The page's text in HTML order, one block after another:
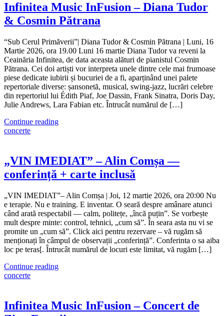
Infinitea Music InFusion – Diana Tudor
& Cosmin Pătrana
“Sub Cerul Primăverii”| Diana Tudor & Cosmin Pătrana | Luni, 16
Martie 2026, ora 19.00 Luni 16 martie Diana Tudor va reveni la
Ceainăria Infinitea, de data aceasta alături de pianistul Cosmin
Pătrana. Cei doi artiști vor interpreta unele dintre cele mai frumoase
piese dedicate iubirii și bucuriei de a fi, aparținând unei palete
repertoriale diverse: șansonetă, musical, swing-jazz, lucrări celebre
din repertoriul lui Édith Piaf, Joe Dassin, Frank Sinatra, Doris Day,
Julie Andrews, Lara Fabian etc. Întrucât numărul de […]
Continue reading
concerte
„VIN IMEDIAT” – Alin Comșa —
conferință + carte inclusă
„VIN IMEDIAT”– Alin Comșa | Joi, 12 martie 2026, ora 20:00 Nu
e terapie. Nu e training. E inventar. O seară despre amânare atunci
când arată respectabil — calm, politețe, „încă puțin”. Se vorbește
mult despre minte: control, tehnici, „cum să”. În seara asta nu vi se
promite un „cum să”. Click aici pentru rezervare – vă rugăm să
menționați în câmpul de observații „conferință”. Conferinta o sa aiba
loc pe teras[. Întrucât numărul de locuri este limitat, vă rugăm […]
Continue reading
concerte
Infinitea Music InFusion – Concert de